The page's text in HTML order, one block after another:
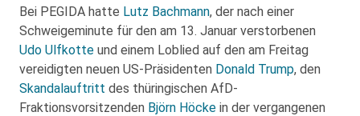
Bei PEGIDA hatte Lutz Bachmann, der nach einer
Schweigeminute für den am 13. Januar verstorbenen
Udo Ulfkotte und einem Loblied auf den am Freitag
vereidigten neuen US-Präsidenten Donald Trump, den
Skandalauftritt des thüringischen AfD-
Fraktionsvorsitzenden Björn Höcke in der vergangenen